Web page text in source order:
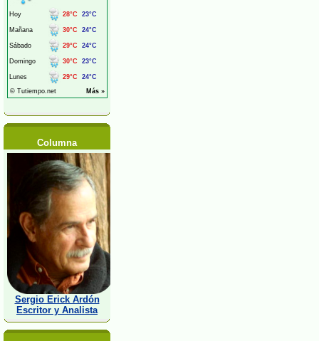
Columna
Sergio Erick Ardón
Escritor y Analista